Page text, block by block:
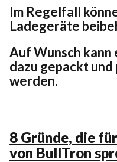
Im Regelfall
Ladegeräte
Auf Wunsch
dazu gepackt
werden.
8 Gründe, die
von BullTron